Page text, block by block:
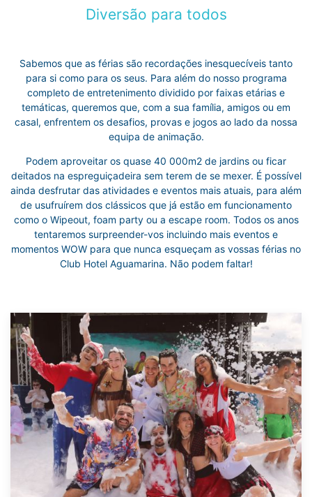
Diversão para todos
Sabemos que as férias são recordações inesquecíveis tanto
para si como para os seus. Para além do nosso programa
completo de entretenimento dividido por faixas etárias e
temáticas, queremos que, com a sua família, amigos ou em
casal, enfrentem os desafios, provas e jogos ao lado da nossa
equipa de animação.
Podem aproveitar os quase 40 000m2 de jardins ou ficar
deitados na espreguiçadeira sem terem de se mexer. É possível
ainda desfrutar das atividades e eventos mais atuais, para além
de usufruírem dos clássicos que já estão em funcionamento
como o Wipeout, foam party ou a escape room. Todos os anos
tentaremos surpreender-vos incluindo mais eventos e
momentos WOW para que nunca esqueçam as vossas férias no
Club Hotel Aguamarina. Não podem faltar!